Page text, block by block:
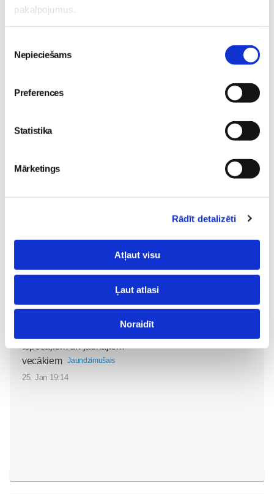
pakalpojumus.
izvēle
Nepieciešams
Preferences
Statistika
Mārketings
Rādīt detalizēti
Atļaut visu
Ļaut atlasi
Noraidīt
Neonatoloģijas klīnika jau
aprūpē Latvijā
apdrošināšana zīdaiņiem
Jaundzimušais
topošajiem un jaunajiem
vecākiem
Jaundzimušais
25. Jan 19:14